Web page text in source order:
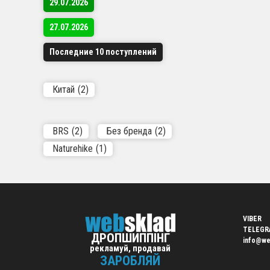
29.07.2026
27.07.2026
Последние 10 поступлений
Китай (2)
BRS (2) Без бренда (2)
Naturehike (1)
ДРОПШИППІНГ
рекламуй, продавай
ЗАРОБЛЯЙ
VIBER